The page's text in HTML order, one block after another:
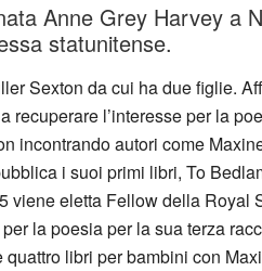
Anne Grey Harvey a
statunitense.
Sexton da cui ha due figlie.
recuperare l’interesse per la
incontrando autori come
i suoi primi libri, To
viene eletta Fellow della Royal
la poesia per la sua terza
libri per bambini con